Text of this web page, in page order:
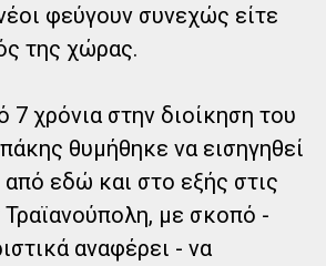
φεύγουν συνεχώς είτε
της χώρας.
7 χρόνια στην διοίκηση του
θυμήθηκε να εισηγηθεί
από εδώ και στο εξής στις
με σκοπό -
αναφέρει - να